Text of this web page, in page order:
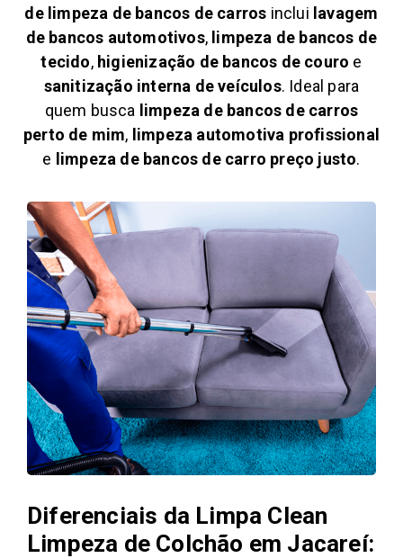
de limpeza de bancos de carros inclui lavagem
de bancos automotivos, limpeza de bancos de
tecido, higienização de bancos de couro e
sanitização interna de veículos. Ideal para
quem busca limpeza de bancos de carros
perto de mim, limpeza automotiva profissional
e limpeza de bancos de carro preço justo.
Diferenciais da Limpa Clean
Limpeza de Colchão em Jacareí: